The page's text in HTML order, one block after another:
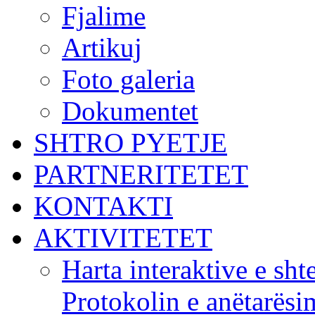
Fjalime
Artikuj
Foto galeria
Dokumentet
SHTRO PYETJE
PARTNERITETET
KONTAKTI
AKTIVITETET
Harta interaktive e
Protokolin e